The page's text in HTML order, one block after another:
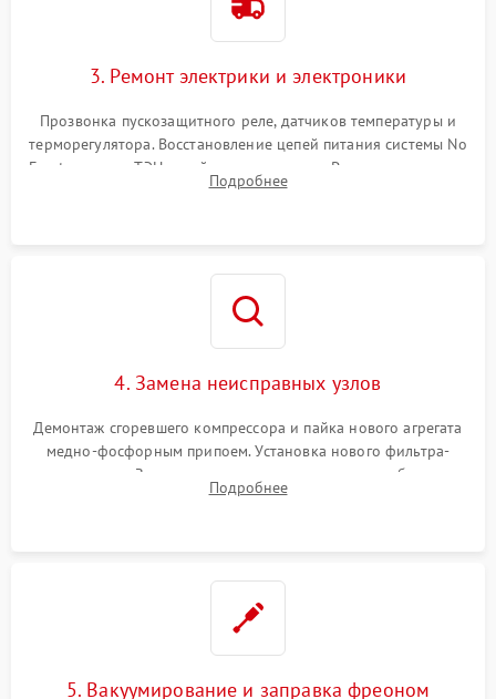
3. Ремонт электрики и электроники
Прозвонка пускозащитного реле, датчиков температуры и
терморегулятора. Восстановление цепей питания системы No
Frost, включая ТЭН оттайки и вентилятор. Ремонт или замена
платы управления при сбоях алгоритмов.
Подробнее
4. Замена неисправных узлов
Демонтаж сгоревшего компрессора и пайка нового агрегата
медно-фосфорным припоем. Установка нового фильтра-
осушителя. Замена изношенных вентиляторов обдува,
сломанных заслонок или поврежденных дверных петель.
Подробнее
5. Вакуумирование и заправка фреоном